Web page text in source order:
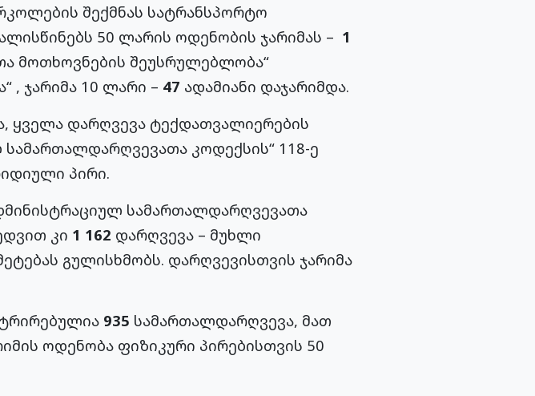
შექმნას სატრანსპორტო
50 ლარის ოდენობის ჯარიმას – 1
მოთხოვნების შეუსრულებლობა“
, ჯარიმა 10 ლარი – 47 ადამიანი დაჯარიმდა.
ყველა დარღვევა ტექდათვალიერების
კოდექსის“ 118-ე
პირი.
სამართალდარღვევათა
კი 1 162 დარღვევა – მუხლი
გულისხმობს. დარღვევისთვის ჯარიმა
935 სამართალდარღვევა, მათ
ოდენობა ფიზიკური პირებისთვის 50